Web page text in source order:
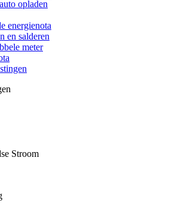
opladen
energienota
en salderen
meter
Stroom